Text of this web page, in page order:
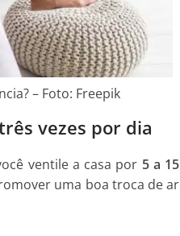
– Foto: Freepik
vezes por dia
ventile a casa por 5 a 15
uma boa troca de ar